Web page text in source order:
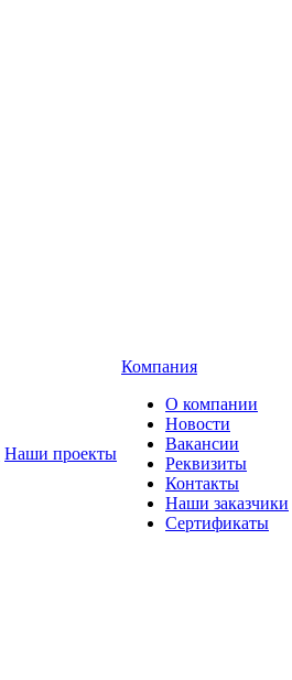
Наши проекты
Компания
О компании
Новости
Вакансии
Реквизиты
Контакты
Наши заказчики
Сертификаты